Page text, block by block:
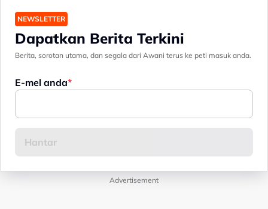
NEWSLETTER
Dapatkan Berita Terkini
Berita, sorotan utama, dan segala dari Awani terus ke peti masuk anda.
E-mel anda
Advertisement